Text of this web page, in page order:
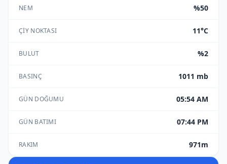
NEM %50
ÇIY NOKTASI 11°C
BULUT %2
BASINÇ 1011 mb
GÜN DOĞUMU 05:54 AM
GÜN BATIMI 07:44 PM
RAKIM 971m